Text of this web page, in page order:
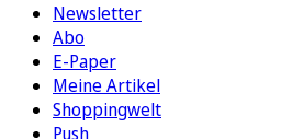
Newsletter
Abo
E-Paper
Meine Artikel
Shoppingwelt
Push